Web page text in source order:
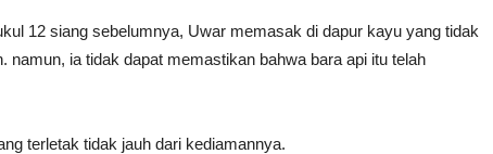
12 siang sebelumnya, Uwar memasak di dapur kayu yang tidak
namun, ia tidak dapat memastikan bahwa bara api itu telah
terletak tidak jauh dari kediamannya.